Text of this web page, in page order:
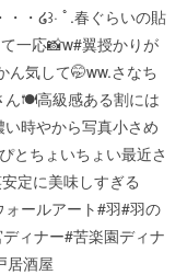
・໒꒱· ﾟ.春ぐらいの貼
一応📸w#翼授かりが
気して🤭ww.さなち
ん🍽高級感ある割には
時やから写真小さめ
とちょいちょい最近さ
定に美味しすぎる
ールアート#羽#羽の
ィナー#苦楽園ディナ
居酒屋